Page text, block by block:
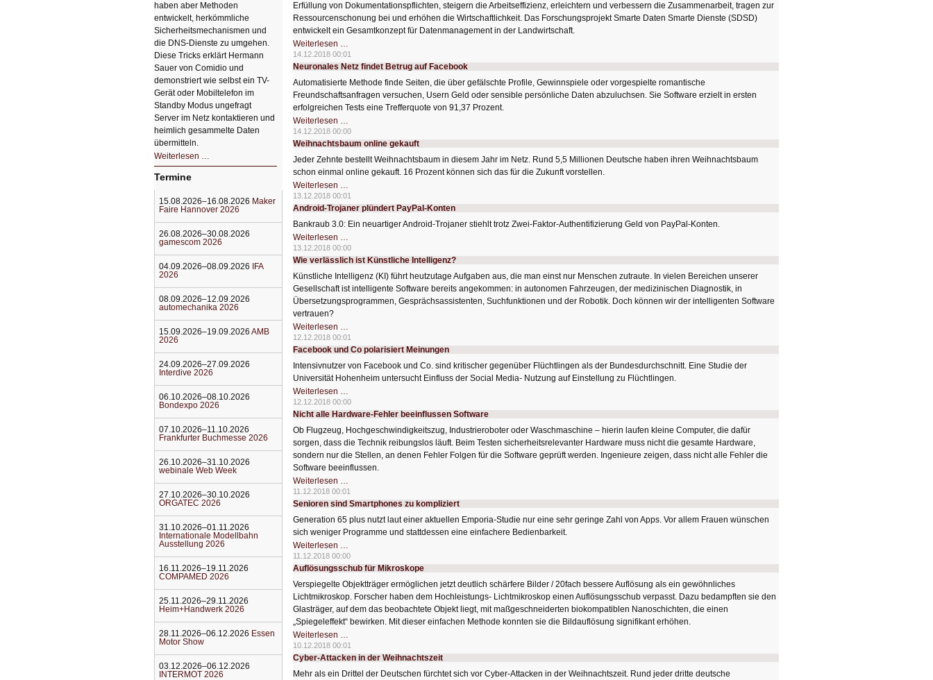
Erfüllung von Dokumentationspflichten, steigern die Arbeitseffizienz, erleichtern und verbessern die Zusammenarbeit, tragen zur
Ressourcenschonung bei und erhöhen die Wirtschaftlichkeit. Das Forschungsprojekt Smarte Daten Smarte Dienste (SDSD)
entwickelt ein Gesamtkonzept für Datenmanagement in der Landwirtschaft.
Weiterlesen …
Daten
in
der
14.12.2018 00:01
Neuronales Netz findet Betrug auf Facebook
Automatisierte Methode finde Seiten, die über gefälschte Profile, Gewinnspiele oder vorgespielte romantische
Freundschaftsanfragen versuchen, Usern Geld oder sensible persönliche Daten abzuluchsen. Sie Software erzielt in ersten
erfolgreichen Tests eine Trefferquote von 91,37 Prozent.
Weiterlesen …
Netz
findet
Betrug
Facebook
14.12.2018 00:00
Weihnachtsbaum online gekauft
Jeder Zehnte bestellt Weihnachtsbaum in diesem Jahr im Netz. Rund 5,5 Millionen Deutsche haben ihren Weihnachtsbaum
schon einmal online gekauft. 16 Prozent können sich das für die Zukunft vorstellen.
Weiterlesen …
online
gekauft
13.12.2018 00:01
Android-Trojaner plündert PayPal-Konten
Bankraub 3.0: Ein neuartiger Android-Trojaner stiehlt trotz Zwei-Faktor-Authentifizierung Geld von PayPal-Konten.
Weiterlesen …
Trojaner
plündert
PayPal-
13.12.2018 00:00
Wie verlässlich ist Künstliche Intelligenz?
Künstliche Intelligenz (KI) führt heutzutage Aufgaben aus, die man einst nur Menschen zutraute. In vielen Bereichen unserer
Gesellschaft ist intelligente Software bereits angekommen: in autonomen Fahrzeugen, der medizinischen Diagnostik, in
Übersetzungsprogrammen, Gesprächsassistenten, Suchfunktionen und der Robotik. Doch können wir der intelligenten Software
vertrauen?
Weiterlesen …
verlässlich
ist
Künstliche
12.12.2018 00:01
Facebook und Co polarisiert Meinungen
Intensivnutzer von Facebook und Co. sind kritischer gegenüber Flüchtlingen als der Bundesdurchschnitt. Eine Studie der
Universität Hohenheim untersucht Einfluss der Social Media- Nutzung auf Einstellung zu Flüchtlingen.
Weiterlesen …
und
Co
polarisiert
12.12.2018 00:00
Nicht alle Hardware-Fehler beeinflussen Software
Ob Flugzeug, Hochgeschwindigkeitszug, Industrieroboter oder Waschmaschine – hierin laufen kleine Computer, die dafür
sorgen, dass die Technik reibungslos läuft. Beim Testen sicherheitsrelevanter Hardware muss nicht die gesamte Hardware,
sondern nur die Stellen, an denen Fehler Folgen für die Software geprüft werden. Ingenieure zeigen, dass nicht alle Fehler die
Software beeinflussen.
Weiterlesen …
alle
Hardware-
Fehler
Software
11.12.2018 00:01
Senioren sind Smartphones zu kompliziert
Generation 65 plus nutzt laut einer aktuellen Emporia-Studie nur eine sehr geringe Zahl von Apps. Vor allem Frauen wünschen
sich weniger Programme und stattdessen eine einfachere Bedienbarkeit.
Weiterlesen …
sind
Smartphones
zu
11.12.2018 00:00
Auflösungsschub für Mikroskope
Verspiegelte Objektträger ermöglichen jetzt deutlich schärfere Bilder / 20fach bessere Auflösung als ein gewöhnliches
Lichtmikroskop. Forscher haben dem Hochleistungs- Lichtmikroskop einen Auflösungsschub verpasst. Dazu bedampften sie den
Glasträger, auf dem das beobachtete Objekt liegt, mit maßgeschneiderten biokompatiblen Nanoschichten, die einen
„Spiegeleffekt“ bewirken. Mit dieser einfachen Methode konnten sie die Bildauflösung signifikant erhöhen.
Weiterlesen …
für
Mikroskope
10.12.2018 00:01
Cyber-Attacken in der Weihnachtszeit
Mehr als ein Drittel der Deutschen fürchtet sich vor Cyber-Attacken in der Weihnachtszeit. Rund jeder dritte deutsche
haben aber Methoden
entwickelt, herkömmliche
Sicherheitsmechanismen und
die DNS-Dienste zu umgehen.
Diese Tricks erklärt Hermann
Sauer von Comidio und
demonstriert wie selbst ein TV-
Gerät oder Mobiltelefon im
Standby Modus ungefragt
Server im Netz kontaktieren und
heimlich gesammelte Daten
übermitteln.
Weiterlesen …
DNS
Termine
15.08.2026–16.08.2026 Maker
Faire Hannover 2026
26.08.2026–30.08.2026
gamescom 2026
04.09.2026–08.09.2026
IFA
2026
08.09.2026–12.09.2026
automechanika 2026
15.09.2026–19.09.2026 AMB
2026
24.09.2026–27.09.2026
Interdive 2026
06.10.2026–08.10.2026
Bondexpo 2026
07.10.2026–11.10.2026
Frankfurter Buchmesse 2026
26.10.2026–31.10.2026
webinale Web Week
27.10.2026–30.10.2026
ORGATEC 2026
31.10.2026–01.11.2026
Internationale Modellbahn
Ausstellung 2026
16.11.2026–19.11.2026
COMPAMED 2026
25.11.2026–29.11.2026
Heim+Handwerk 2026
28.11.2026–06.12.2026 Essen
Motor Show
03.12.2026–06.12.2026
INTERMOT 2026